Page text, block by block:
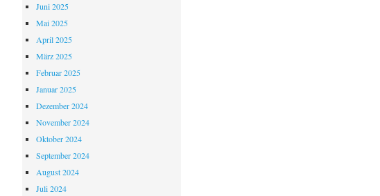
Juni 2025
Mai 2025
April 2025
März 2025
Februar 2025
Januar 2025
Dezember 2024
November 2024
Oktober 2024
September 2024
August 2024
Juli 2024